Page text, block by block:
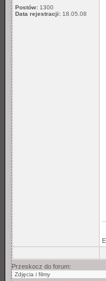
Postów: 1300
Data rejestracji: 18.05.08
Przeskocz do forum: